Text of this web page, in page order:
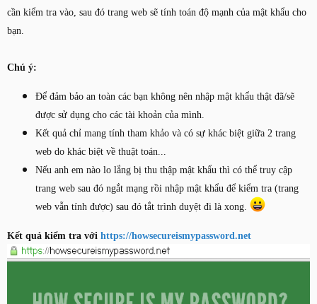
cần kiểm tra vào, sau đó trang web sẽ tính toán độ mạnh của mật khẩu cho
bạn.
Chú ý:
Để đảm bảo an toàn các bạn không nên nhập mật khẩu thật đã/sẽ
được sử dụng cho các tài khoản của mình.
Kết quả chỉ mang tính tham khảo và có sự khác biệt giữa 2 trang
web do khác biệt về thuật toán...
Nếu anh em nào lo lắng bị thu thập mật khẩu thì có thể truy cập
trang web sau đó ngắt mạng rồi nhập mật khẩu để kiểm tra (trang
web vẫn tính được) sau đó tắt trình duyệt đi là xong.
Kết quả kiểm tra với https://howsecureismypassword.net